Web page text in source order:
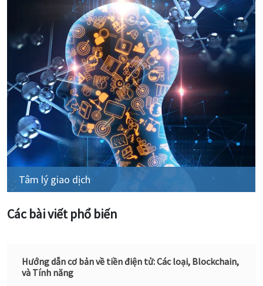
Tâm lý giao dịch
Các bài viết phổ biến
Hướng dẫn cơ bản về tiền điện tử: Các loại, Blockchain,
và Tính năng